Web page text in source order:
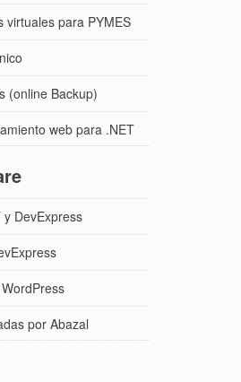
virtuales para PYMES
(online Backup)
web para .NET
DevExpress
por Abazal